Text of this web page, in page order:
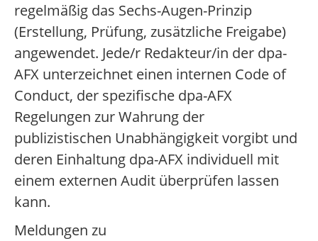
regelmäßig das Sechs-Augen-Prinzip
(Erstellung, Prüfung, zusätzliche Freigabe)
angewendet. Jede/r Redakteur/in der dpa-
AFX unterzeichnet einen internen Code of
Conduct, der spezifische dpa-AFX
Regelungen zur Wahrung der
publizistischen Unabhängigkeit vorgibt und
deren Einhaltung dpa-AFX individuell mit
einem externen Audit überprüfen lassen
kann.
Meldungen zu